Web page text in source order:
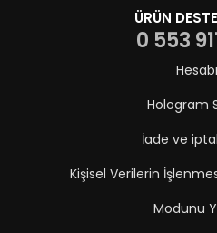
ÜRÜN
0 553
Hologram
İade ve
Kişisel Verilerin
Modunu